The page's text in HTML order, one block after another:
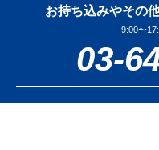
お持ち込みやその
9:00〜
03-